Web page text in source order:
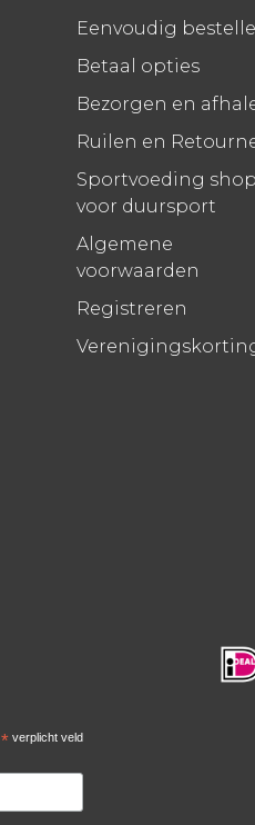
Eenvoudig
Betaal opties
Bezorgen en
Ruilen en
Sportvoeding shop
voor duursport
Algemene
voorwaarden
Registreren
*verplicht veld